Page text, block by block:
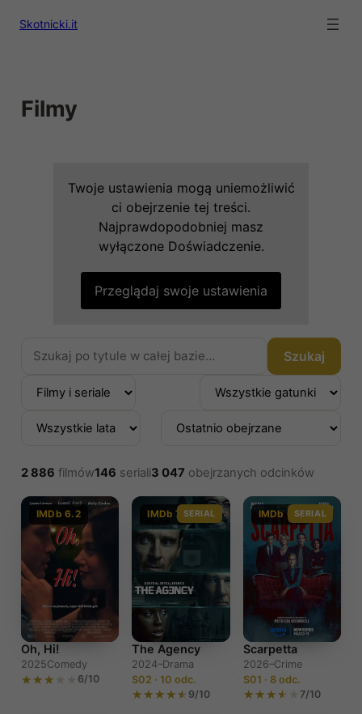
Skotnicki.it
Filmy
Twoje ustawienia mogą uniemożliwić
ci obejrzenie tej treści.
Najprawdopodobniej masz
wyłączone Doświadczenie.
Przeglądaj swoje ustawienia
Szukaj
2 886 filmów146 seriali3 047 obejrzanych odcinków
IMDb 6.2
Oh, Hi!
2025Comedy
6/10
IMDb 7.4SERIAL
The Agency
2024–Drama
S02 · 10 odc.
9/10
IMDb 6.0SERIAL
Scarpetta
2026–Crime
S01 · 8 odc.
7/10